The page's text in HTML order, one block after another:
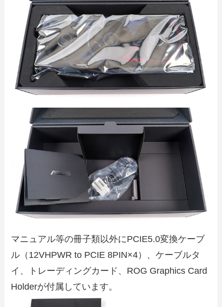
マニュアル等の冊子類以外にPCIE5.0変換ケーブ
ル（12VHPWR to PCIE 8PIN×4）、ケーブルタ
イ、トレーディングカード、ROG Graphics Card
Holderが付属しています。